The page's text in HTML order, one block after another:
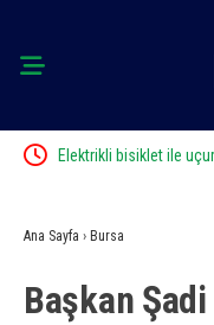
Elektrikli bisiklet ile
Ana Sayfa › Bursa
Başkan